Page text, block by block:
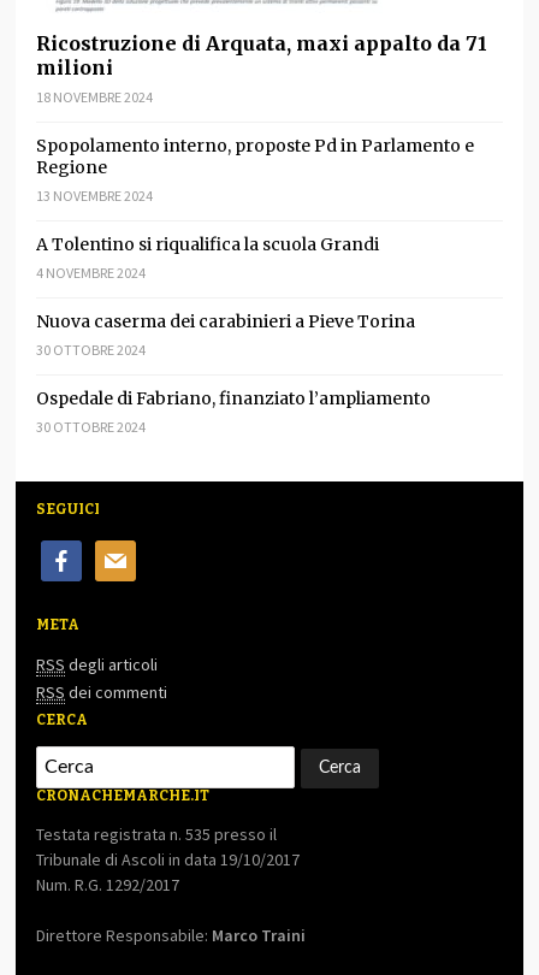
Ricostruzione di Arquata, maxi appalto da 71
milioni
18 NOVEMBRE 2024
Spopolamento interno, proposte Pd in Parlamento e
Regione
13 NOVEMBRE 2024
A Tolentino si riqualifica la scuola Grandi
4 NOVEMBRE 2024
Nuova caserma dei carabinieri a Pieve Torina
30 OTTOBRE 2024
Ospedale di Fabriano, finanziato l’ampliamento
30 OTTOBRE 2024
SEGUICI
facebookmail
META
RSS degli articoli
RSS dei commenti
CERCA
CRONACHEMARCHE.IT
Testata registrata n. 535 presso il
Tribunale di Ascoli in data 19/10/2017
Num. R.G. 1292/2017
Direttore Responsabile: Marco Traini